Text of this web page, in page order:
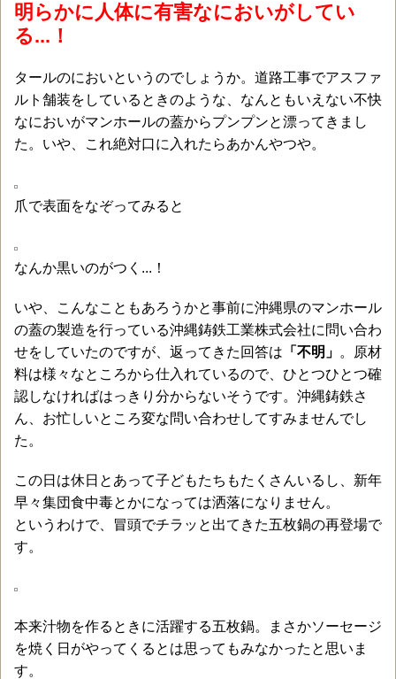
明らかに人体に有害なにおいがしてい
る...！
タールのにおいというのでしょうか。道路工事でアスファ
ルト舗装をしているときのような、なんともいえない不快
なにおいがマンホールの蓋からプンプンと漂ってきまし
た。いや、これ絶対口に入れたらあかんやつや。
爪で表面をなぞってみると
なんか黒いのがつく...！
いや、こんなこともあろうかと事前に沖縄県のマンホール
の蓋の製造を行っている沖縄鋳鉄工業株式会社に問い合わ
せをしていたのですが、返ってきた回答は 「不明」 。原材
料は様々なところから仕入れているので、ひとつひとつ確
認しなければはっきり分からないそうです。沖縄鋳鉄さ
ん、お忙しいところ変な問い合わせしてすみませんでし
た。
この日は休日とあって子どもたちもたくさんいるし、新年
早々集団食中毒とかになっては洒落になりません。
というわけで、冒頭でチラッと出てきた五枚鍋の再登場で
す。
本来汁物を作るときに活躍する五枚鍋。まさかソーセージ
を焼く日がやってくるとは思ってもみなかったと思いま
す。